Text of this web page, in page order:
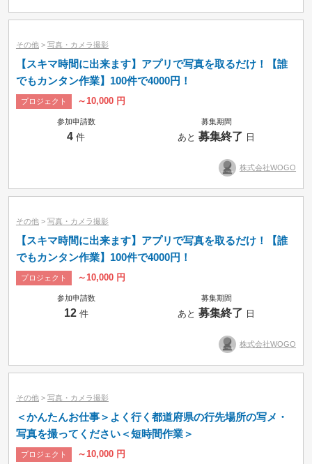
その他 > 写真・カメラ撮影
【スキマ時間に出来ます】アプリで写真を取るだけ！【誰
でもカンタン作業】100件で4000円！
プロジェクト ～10,000 円
参加申請数
4 件
募集期間
あと募集終了 日
株式会社WOGO
その他 > 写真・カメラ撮影
【スキマ時間に出来ます】アプリで写真を取るだけ！【誰
でもカンタン作業】100件で4000円！
プロジェクト ～10,000 円
参加申請数
12件
募集期間
あと募集終了 日
株式会社WOGO
その他 > 写真・カメラ撮影
＜かんたんお仕事＞よく行く都道府県の行先場所の写メ・
写真を撮ってください＜短時間作業＞
プロジェクト ～10,000 円